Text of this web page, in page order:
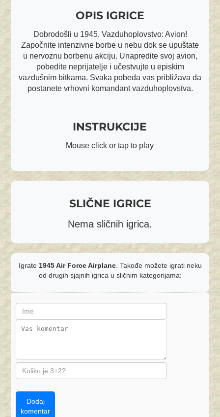
OPIS IGRICE
Dobrodošli u 1945. Vazduhoplovstvo: Avion!
Započnite intenzivne borbe u nebu dok se upuštate
u nervoznu borbenu akciju. Unapredite svoj avion,
pobedite neprijatelje i učestvujte u episkim
vazdušnim bitkama. Svaka pobeda vas približava da
postanete vrhovni komandant vazduhoplovstva.
INSTRUKCIJE
Mouse click or tap to play
SLIČNE IGRICE
Nema sličnih igrica.
Igrate 1945 Air Force Airplane. Takođe možete igrati neku
od drugih sjajnih igrica u sličnim kategorijama:
Dodaj
komentar